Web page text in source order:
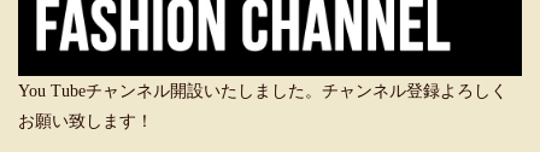
You Tubeチャンネル開設いたしました。チャンネル登録よろしく
お願い致します！